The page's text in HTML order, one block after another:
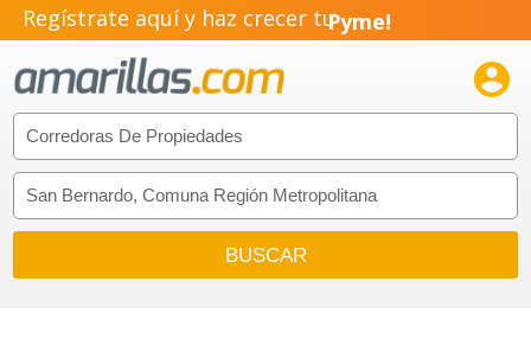
Regístrate aquí y haz crecer tuPyme!
Emprendimiento!
